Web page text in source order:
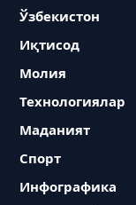
Ўзбекистон
Иқтисод
Молия
Технологиялар
Маданият
Спорт
Инфографика